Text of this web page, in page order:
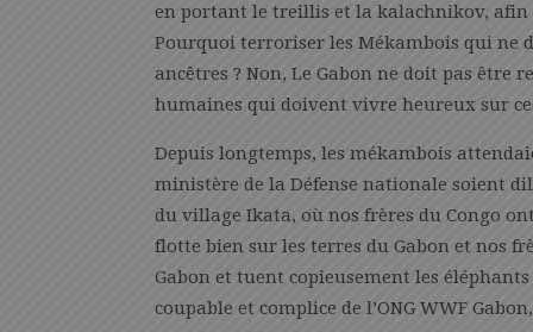
en portant le treillis et la kalachnikov,
Pourquoi terroriser les Mékambois qui ne
ancêtres ? Non, Le Gabon ne doit pas être
humaines qui doivent vivre heureux sur
Depuis longtemps, les mékambois
ministère de la Défense nationale soient
du village Ikata, où nos frères du Congo
flotte bien sur les terres du Gabon et nos
Gabon et tuent copieusement les
coupable et complice de l’ONG WWF